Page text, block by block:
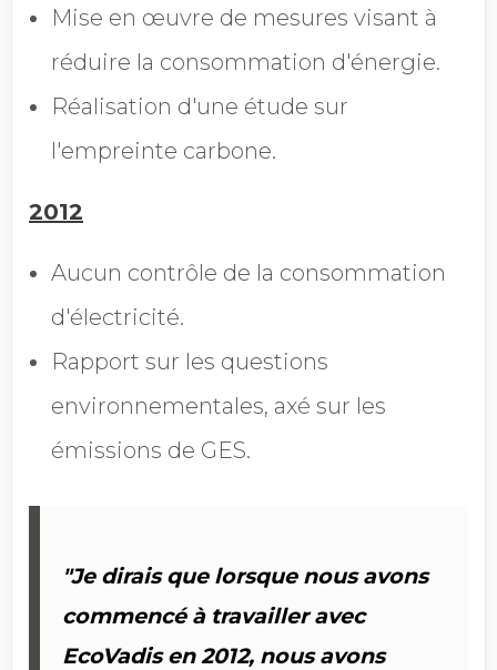
Mise en œuvre de mesures visant à
réduire la consommation d'énergie.
Réalisation d'une étude sur
l'empreinte carbone.
2012
Aucun contrôle de la consommation
d'électricité.
Rapport sur les questions
environnementales, axé sur les
émissions de GES.
"Je dirais que lorsque nous avons
commencé à travailler avec
EcoVadis en 2012, nous avons